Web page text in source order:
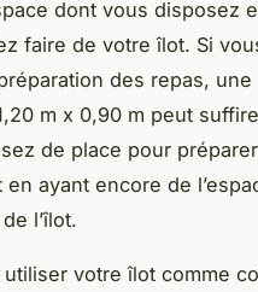
dont vous disposez
faire de votre îlot. Si
des repas, une
m x 0,90 m peut
de place pour
ayant encore de
l’îlot.
votre îlot comme